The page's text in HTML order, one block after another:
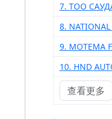
7. ТОО
8. NATIONAL
9. MOTEMA
10. HND
查看更多